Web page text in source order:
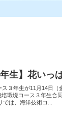
生】花いっ
３年生が11月14日（
環境コース３年生合
は、海洋技術コ...